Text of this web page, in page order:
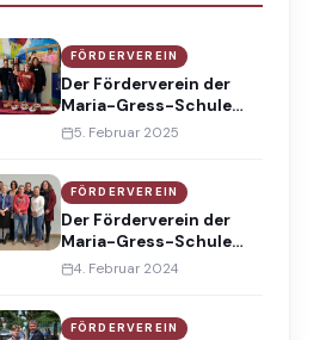
FÖRDERVEREIN
Der Förderverein der
Maria-Gress-Schule
blickt auf ein
5. Februar 2025
FÖRDERVEREIN
Der Förderverein der
Maria-Gress-Schule
blickt auf ein
4. Februar 2024
FÖRDERVEREIN